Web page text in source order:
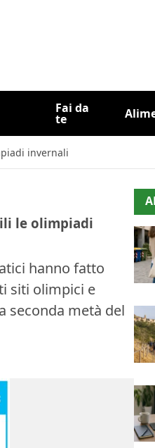
Fai da
te
invernali
le olimpiadi
hanno fatto
siti olimpici e
seconda metà del